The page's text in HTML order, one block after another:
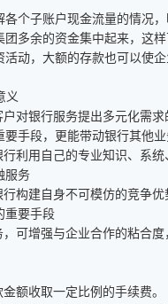
个子账户现金流量的情况
多余的资金集中起来，这
动，大额的存款也可以使
义
银行服务提出多元化需求
手段，更能带动银行其他
用自己的专业知识、系统
服务
建自身不可模仿的竞争优
重要手段
增强与企业合作的粘合度
收取一定比例的手续费。